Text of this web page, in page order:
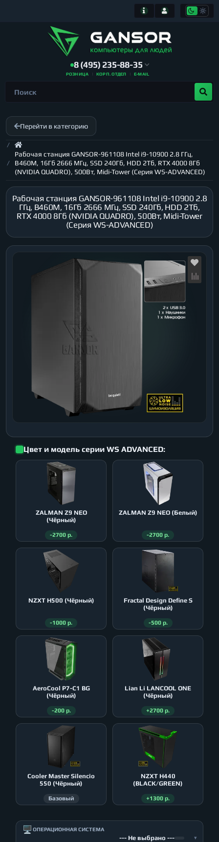
8 (495) 235-88-35
РОЗНИЦА КОРП. ОТДЕЛ E-MAIL
Перейти в категорию
Рабочая станция GANSOR-961108 Intel i9-10900 2.8 ГГц,
B460M, 16Гб 2666 МГц, SSD 240Гб, HDD 2Тб, RTX 4000 8Гб
(NVIDIA QUADRO), 500Вт, Midi-Tower (Серия WS-ADVANCED)
Рабочая станция GANSOR-961108 Intel i9-10900 2.8
ГГц, B460M, 16Гб 2666 МГц, SSD 240Гб, HDD 2Тб,
RTX 4000 8Гб (NVIDIA QUADRO), 500Вт, Midi-Tower
(Серия WS-ADVANCED)
Цвет и модель серии WS ADVANCED:
ZALMAN Z9 NEO
(Чёрный)
-2700 р.
ZALMAN Z9 NEO (Белый)
-2700 р.
NZXT H500 (Чёрный)
-1000 р.
Fractal Design Define S
(Чёрный)
-500 р.
AeroСool P7-C1 BG
(Чёрный)
-200 р.
Lian Li LANCOOL ONE
(Чёрный)
+2700 р.
Cooler Master Silencio
550 (Чёрный)
Базовый
NZXT H440
(BLACK/GREEN)
+1300 р.
🖥️ ОПЕРАЦИОННАЯ СИСТЕМА
--- Не выбрано --- ▾